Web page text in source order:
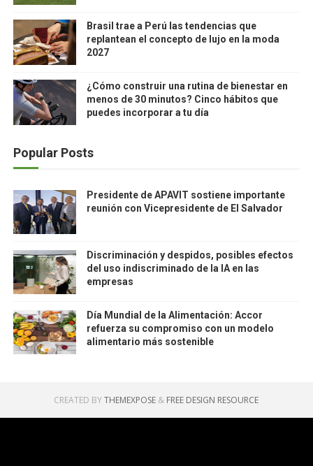
Brasil trae a Perú las tendencias que
replantean el concepto de lujo en la moda
2027
¿Cómo construir una rutina de bienestar en
menos de 30 minutos? Cinco hábitos que
puedes incorporar a tu día
Popular Posts
Presidente de APAVIT sostiene importante
reunión con Vicepresidente de El Salvador
Discriminación y despidos, posibles efectos
del uso indiscriminado de la IA en las
empresas
Día Mundial de la Alimentación: Accor
refuerza su compromiso con un modelo
alimentario más sostenible
CREATED BYTHEMEXPOSE & FREE DESIGN RESOURCE